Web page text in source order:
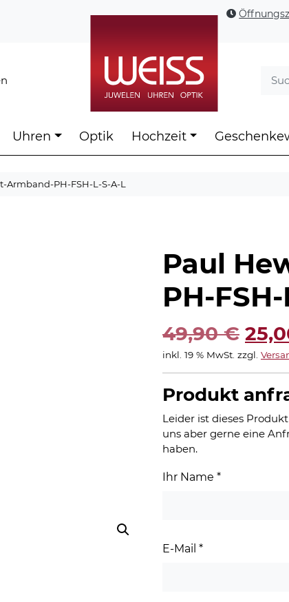
Uhren Optik Hochzeit
PH-FSH-L-S-A-L
Paul
PH-
49,90€
war:
inkl. 19 % MwSt. zzgl.
Produkt
Leider ist dieses
uns aber gerne eine
haben.
Ihr Name *
E-Mail *